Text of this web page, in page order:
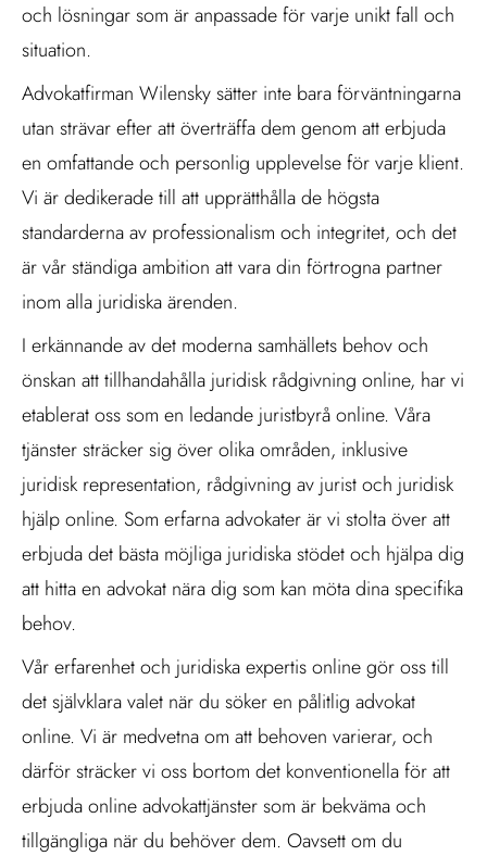
och lösningar som är anpassade för varje unikt fall och
situation.
Advokatfirman Wilensky sätter inte bara förväntningarna
utan strävar efter att överträffa dem genom att erbjuda
en omfattande och personlig upplevelse för varje klient.
Vi är dedikerade till att upprätthålla de högsta
standarderna av professionalism och integritet, och det
är vår ständiga ambition att vara din förtrogna partner
inom alla juridiska ärenden.
I erkännande av det moderna samhällets behov och
önskan att tillhandahålla juridisk rådgivning online, har vi
etablerat oss som en ledande juristbyrå online. Våra
tjänster sträcker sig över olika områden, inklusive
juridisk representation, rådgivning av jurist och juridisk
hjälp online. Som erfarna advokater är vi stolta över att
erbjuda det bästa möjliga juridiska stödet och hjälpa dig
att hitta en advokat nära dig som kan möta dina specifika
behov.
Vår erfarenhet och juridiska expertis online gör oss till
det självklara valet när du söker en pålitlig advokat
online. Vi är medvetna om att behoven varierar, och
därför sträcker vi oss bortom det konventionella för att
erbjuda online advokattjänster som är bekväma och
tillgängliga när du behöver dem. Oavsett om du